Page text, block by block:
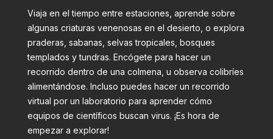
Viaja en el tiempo entre estaciones, aprende sobre
algunas criaturas venenosas en el desierto, o explora
praderas, sabanas, selvas tropicales, bosques
templados y tundras. Encógete para hacer un
recorrido dentro de una colmena, u observa colibríes
alimentándose. Incluso puedes hacer un recorrido
virtual por un laboratorio para aprender cómo
equipos de científicos buscan virus. ¡Es hora de
empezar a explorar!